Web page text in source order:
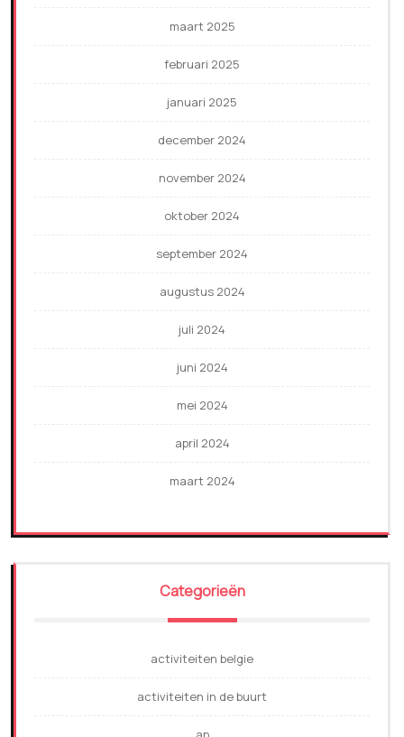
maart 2025
februari 2025
januari 2025
december 2024
november 2024
oktober 2024
september 2024
augustus 2024
juli 2024
juni 2024
mei 2024
april 2024
maart 2024
Categorieën
activiteiten belgie
activiteiten in de buurt